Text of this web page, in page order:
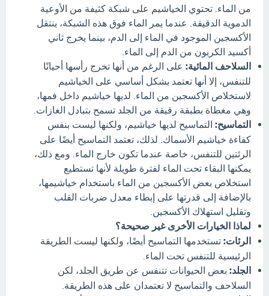
من الماء. تحتوي الخياشيم على شبكة كثيفة من الأوعية
الدموية الدقيقة. عندما يمر الماء فوق هذه الشبكة، ينتقل
الأكسجين الموجود في الماء إلى الدم، بينما يخرج ثاني
أكسيد الكربون من الدم إلى الماء.
السلاحف المائية: على الرغم من أنها تخرج رأسها أحيانًا
للتنفس، إلا أنها تعتمد بشكل أساسي على الخياشيم
لاستخلاص الأكسجين من الماء. لديها خياشيم داخل فمها،
وهي مغطاة بطبقة رقيقة من الجلد تسمح بتبادل الغازات.
التماسيح: التماسيح لديها خياشيم، ولكنها ليست بنفس
كفاءة خياشيم الأسماك. لذلك، تعتمد التماسيح أيضًا على
الرئتين للتنفس، خاصة عندما تكون خارج الماء. ومع ذلك،
يمكنها البقاء تحت الماء لفترة طويلة لأنها تستطيع
استخلاص بعض الأكسجين من الماء باستخدام خياشيمها،
بالإضافة إلى قدرتها على إبطاء معدل ضربات القلب
وتقليل استهلاك الأكسجين.
لماذا الخيارات الأخرى غير صحيحة؟
الرئات: تستخدمها التماسيح أيضًا، ولكنها ليست الطريقة
الرئيسية للتنفس تحت الماء.
الجلد: بعض الحيوانات تتنفس عن طريق الجلد، لكن
السلاحف والتماسيح لا تعتمدان على هذه الطريقة.